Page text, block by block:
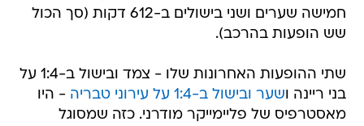
חמישה שערים ושני בישולים ב-612 דקות (סך הכול
שש הופעות בהרכב).
שתי ההופעות האחרונות שלו - צמד ובישול ב-1:4 על
בני ריינה ושער ובישול ב-1:4 על עירוני טבריה
- היו
מאסטרפיס של פליימייקר מודרני. כזה שמסוגל